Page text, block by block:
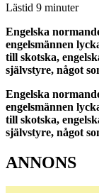
Lästid 9 minuter
Engelska
engelsmännen
till skotska,
självstyre, något
Engelska
engelsmännen
till skotska,
självstyre, något
ANNONS